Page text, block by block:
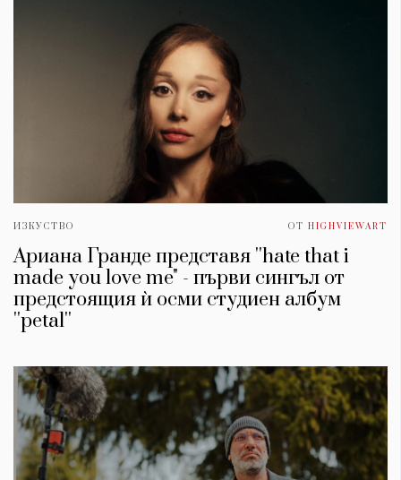
ИЗКУСТВО ОТ HIGHVIEWART
Ариана Гранде представя ''hate that i
made you love me" - първи сингъл от
предстоящия ѝ осми студиен албум
''petal''
Wine&Dine
Подкасти
Мода
Dialogue
Изкуство
Условия за
ползване
За нас
Реклама
Политика за